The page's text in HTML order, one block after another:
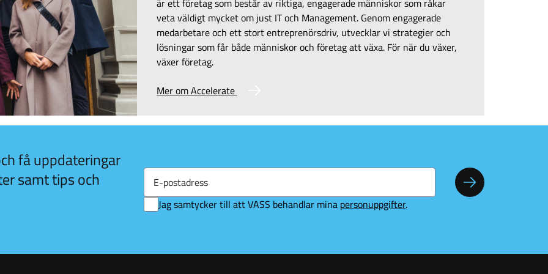
är ett företag som består av riktiga, engagerade människor som råkar
veta väldigt mycket om just IT och Management. Genom engagerade
medarbetare och ett stort entreprenörsdriv, utvecklar vi strategier och
lösningar som får både människor och företag att växa. För när du växer,
växer företag.
Mer om Accelerate
få uppdateringar
samt tips och
E-
postadress
Prenumerera
Jag samtycker till att VASS behandlar mina personuppgifter.